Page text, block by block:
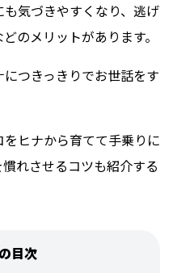
気づきやすくなり、逃げ
のメリットがあります。
つきっきりでお世話をす
ヒナから育てて手乗りに
れさせるコツも紹介する
目次